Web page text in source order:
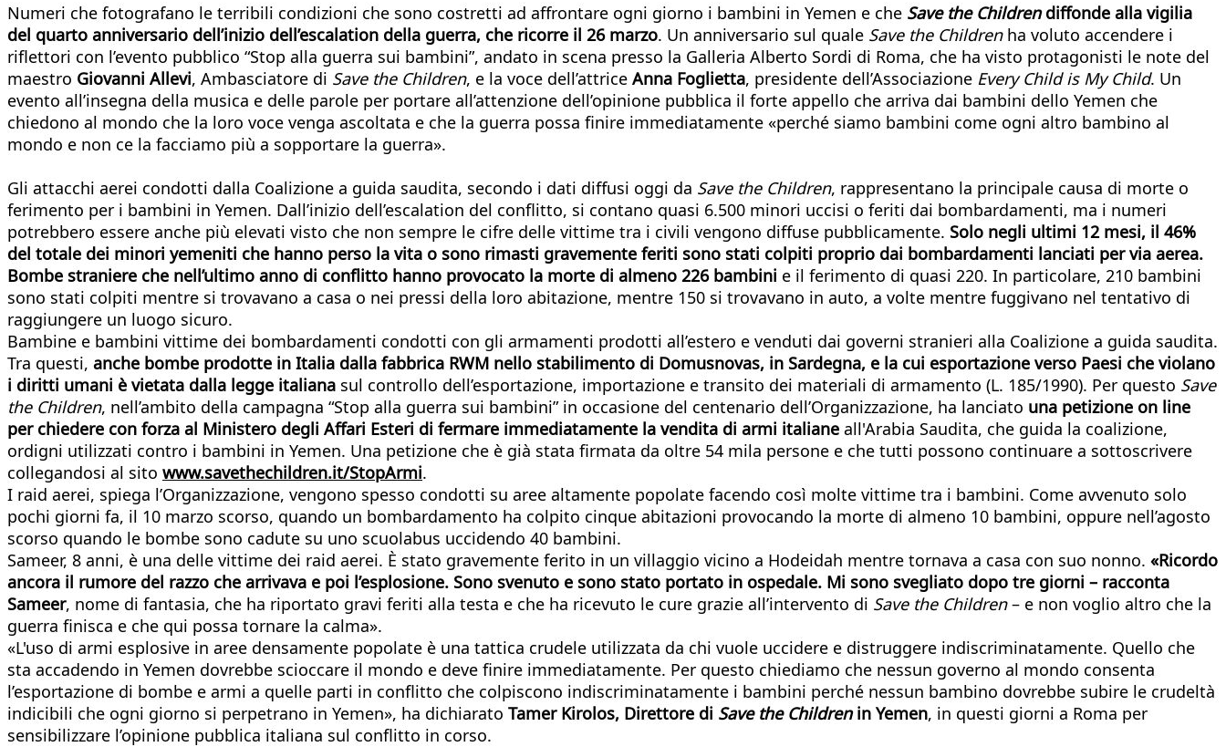
Numeri che fotografano le terribili condizioni che sono costretti ad affrontare ogni giorno i bambini in Yemen e che Save the Childrendiffonde alla vigilia
del quarto anniversario dell’inizio dell’escalation della guerra, che ricorre il 26 marzo. Un anniversario sul quale Save the Children ha voluto accendere i
riflettori con l’evento pubblico “Stop alla guerra sui bambini”, andato in scena presso la Galleria Alberto Sordi di Roma, che ha visto protagonisti le note del
maestro Giovanni Allevi, Ambasciatore di Save the Children, e la voce dell’attrice Anna Foglietta, presidente dell’Associazione Every Child is My Child. Un
evento all’insegna della musica e delle parole per portare all’attenzione dell’opinione pubblica il forte appello che arriva dai bambini dello Yemen che
chiedono al mondo che la loro voce venga ascoltata e che la guerra possa finire immediatamente «perché siamo bambini come ogni altro bambino al
mondo e non ce la facciamo più a sopportare la guerra».
Gli attacchi aerei condotti dalla Coalizione a guida saudita, secondo i dati diffusi oggi da Save the Children, rappresentano la principale causa di morte o
ferimento per i bambini in Yemen. Dall’inizio dell’escalation del conflitto, si contano quasi 6.500 minori uccisi o feriti dai bombardamenti, ma i numeri
potrebbero essere anche più elevati visto che non sempre le cifre delle vittime tra i civili vengono diffuse pubblicamente. Solo negli ultimi 12 mesi, il 46%
del totale dei minori yemeniti che hanno perso la vita o sono rimasti gravemente feriti sono stati colpiti proprio dai bombardamenti lanciati per via aerea.
Bombe straniere che nell’ultimo anno di conflitto hanno provocato la morte di almeno 226 bambini e il ferimento di quasi 220. In particolare, 210 bambini
sono stati colpiti mentre si trovavano a casa o nei pressi della loro abitazione, mentre 150 si trovavano in auto, a volte mentre fuggivano nel tentativo di
raggiungere un luogo sicuro.
Bambine e bambini vittime dei bombardamenti condotti con gli armamenti prodotti all’estero e venduti dai governi stranieri alla Coalizione a guida saudita.
Tra questi, anche bombe prodotte in Italia dalla fabbrica RWM nello stabilimento di Domusnovas, in Sardegna, e la cui esportazione verso Paesi che violano
i diritti umani è vietata dalla legge italiana sul controllo dell’esportazione, importazione e transito dei materiali di armamento (L. 185/1990). Per questo Save
the Children, nell’ambito della campagna “Stop alla guerra sui bambini” in occasione del centenario dell’Organizzazione, ha lanciato una petizione on line
per chiedere con forza al Ministero degli Affari Esteri di fermare immediatamente la vendita di armi italiane all'Arabia Saudita, che guida la coalizione,
ordigni utilizzati contro i bambini in Yemen. Una petizione che è già stata firmata da oltre 54 mila persone e che tutti possono continuare a sottoscrivere
collegandosi al sito www.savethechildren.it/StopArmi.
I raid aerei, spiega l’Organizzazione, vengono spesso condotti su aree altamente popolate facendo così molte vittime tra i bambini. Come avvenuto solo
pochi giorni fa, il 10 marzo scorso, quando un bombardamento ha colpito cinque abitazioni provocando la morte di almeno 10 bambini, oppure nell’agosto
scorso quando le bombe sono cadute su uno scuolabus uccidendo 40 bambini.
Sameer, 8 anni, è una delle vittime dei raid aerei. È stato gravemente ferito in un villaggio vicino a Hodeidah mentre tornava a casa con suo nonno. «Ricordo
ancora il rumore del razzo che arrivava e poi l’esplosione. Sono svenuto e sono stato portato in ospedale. Mi sono svegliato dopo tre giorni – racconta
Sameer, nome di fantasia, che ha riportato gravi feriti alla testa e che ha ricevuto le cure grazie all’intervento di Save the Children– e non voglio altro che la
guerra finisca e che qui possa tornare la calma».
«L'uso di armi esplosive in aree densamente popolate è una tattica crudele utilizzata da chi vuole uccidere e distruggere indiscriminatamente. Quello che
sta accadendo in Yemen dovrebbe scioccare il mondo e deve finire immediatamente. Per questo chiediamo che nessun governo al mondo consenta
l’esportazione di bombe e armi a quelle parti in conflitto che colpiscono indiscriminatamente i bambini perché nessun bambino dovrebbe subire le crudeltà
indicibili che ogni giorno si perpetrano in Yemen», ha dichiarato Tamer Kirolos, Direttore di Save the Childrenin Yemen, in questi giorni a Roma per
sensibilizzare l’opinione pubblica italiana sul conflitto in corso.